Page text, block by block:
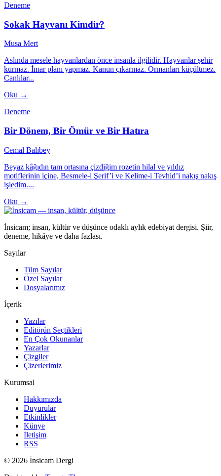
Deneme
Sokak Hayvanı Kimdir?
Musa Mert
Aslında mesele hayvanlardan önce insanla ilgilidir. Hayvanlar şehir
kurmaz. İmar planı yapmaz. Kanun çıkarmaz. Ormanları küçültmez.
Canlılar...
Oku →
Deneme
Bir Dönem, Bir Ömür ve Bir Hatıra
Cemal Balıbey
Beyaz kâğıdın tam ortasına çizdiğim rozetin hilal ve yıldız
motiflerinin içine, Besmele-i Şerif’i ve Kelime-i Tevhid’i nakış nakış
işledim....
Oku →
İnsicam; insan, kültür ve düşünce odaklı aylık edebiyat dergisi. Şiir,
deneme, hikâye ve daha fazlası.
Sayılar
Tüm Sayılar
Özel Sayılar
Dosyalarımız
İçerik
Yazılar
Editörün Seçtikleri
En Çok Okunanlar
Yazarlar
Çizgiler
Çizerlerimiz
Kurumsal
Hakkımızda
Duyurular
Etkinlikler
Künye
İletişim
RSS
© 2026 İnsicam Dergi